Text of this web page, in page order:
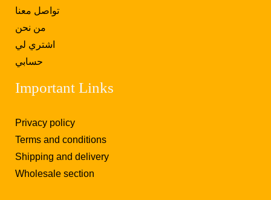
تواصل معنا
من نحن
اشتري لي
حسابي
Important Links
Privacy policy
Terms and conditions
Shipping and delivery
Wholesale section